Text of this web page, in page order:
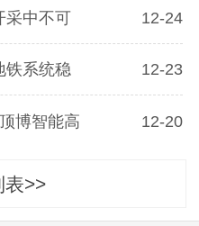
采中不可 12-24
铁系统稳 12-23
博智能高 12-20
表>>